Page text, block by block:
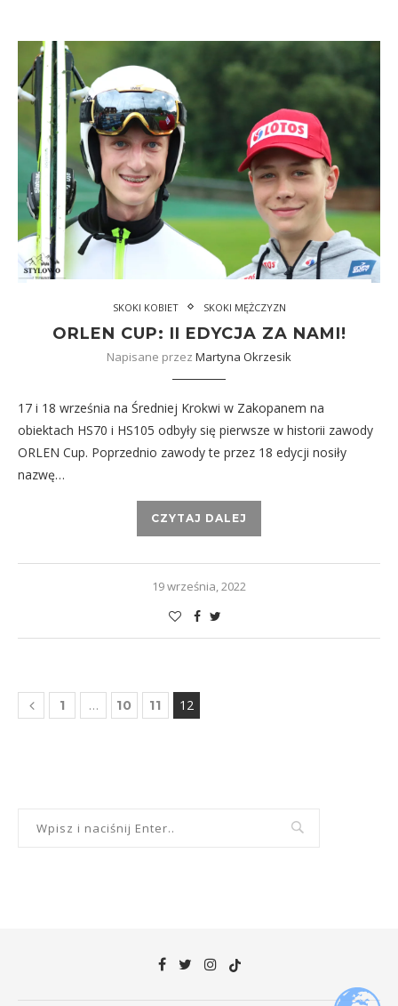
SKOKI KOBIET SKOKI MĘŻCZYZN
ORLEN CUP: II EDYCJA ZA NAMI!
Napisane przez Martyna Okrzesik
17 i 18 września na Średniej Krokwi w Zakopanem na
obiektach HS70 i HS105 odbyły się pierwsze w historii zawody
ORLEN Cup. Poprzednio zawody te przez 18 edycji nosiły
nazwę…
CZYTAJ DALEJ
19 września, 2022
1 … 10 11 12